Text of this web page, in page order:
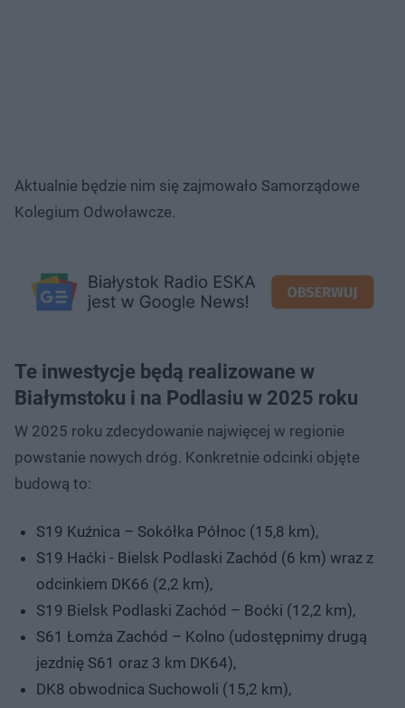
Aktualnie będzie nim się zajmowało Samorządowe
Kolegium Odwoławcze.
Te inwestycje będą realizowane w
Białymstoku i na Podlasiu w 2025 roku
W 2025 roku zdecydowanie najwięcej w regionie
powstanie nowych dróg. Konkretnie odcinki objęte
budową to:
S19 Kuźnica – Sokółka Północ (15,8 km),
S19 Haćki - Bielsk Podlaski Zachód (6 km) wraz z
odcinkiem DK66 (2,2 km),
S19 Bielsk Podlaski Zachód – Boćki (12,2 km),
S61 Łomża Zachód – Kolno (udostępnimy drugą
jezdnię S61 oraz 3 km DK64),
DK8 obwodnica Suchowoli (15,2 km),